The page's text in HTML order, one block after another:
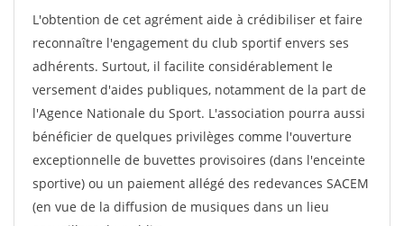
L'obtention de cet agrément aide à crédibiliser et faire
reconnaître l'engagement du club sportif envers ses
adhérents. Surtout, il facilite considérablement le
versement d'aides publiques, notamment de la part de
l'Agence Nationale du Sport. L'association pourra aussi
bénéficier de quelques privilèges comme l'ouverture
exceptionnelle de buvettes provisoires (dans l'enceinte
sportive) ou un paiement allégé des redevances SACEM
(en vue de la diffusion de musiques dans un lieu